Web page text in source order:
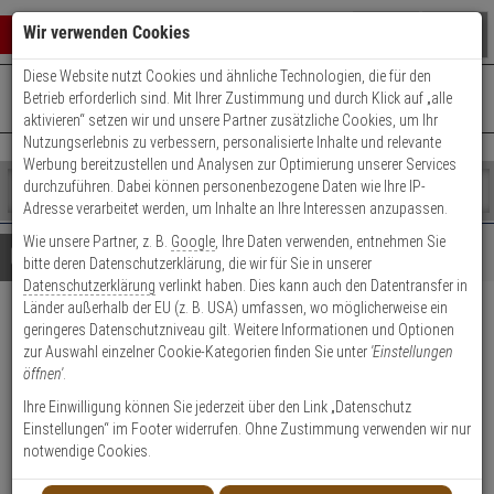
0 ARTIKEL IM WARENKORB
Ihr Warenkorb ist momentan leer.
Ergebnisse ()
Fertig
Shop
durchsuchen
Bitte
geben
Sie
mindestens
Zeichen
ein,
um
Suche
Es
wurde
noch
Kategorien
Suche
gestartet
+49 (0)821 899 493-0Mo. - Do.: 8:00 - 16:30 | Fr.: 8:00 - 14:00 Uhr
Kontaktservice nutzen
Details Beratung
10er Set Abus FAS 101 S
silber Fensterschloss
Produktmerkmale
Wir verwenden Cookies
Diese Website nutzt Cookies und ähnliche Technologien, die für den
Betrieb erforderlich sind. Mit Ihrer Zustimmung und durch Klick auf „alle
aktivieren“ setzen wir und unsere Partner zusätzliche Cookies, um Ihr
Nutzungserlebnis zu verbessern, personalisierte Inhalte und relevante
Werbung bereitzustellen und Analysen zur Optimierung unserer Services
durchzuführen. Dabei können personenbezogene Daten wie Ihre IP-
Adresse verarbeitet werden, um Inhalte an Ihre Interessen anzupassen.
Wie unsere Partner, z. B. Google , Ihre Daten verwenden, entnehmen Sie
bitte deren Datenschutzerklärung, die wir für Sie in unserer
Datenschutzerklärung verlinkt haben. Dies kann auch den Datentransfer in
Länder außerhalb der EU (z. B. USA) umfassen, wo möglicherweise ein
geringeres Datenschutzniveau gilt. Weitere Informationen und Optionen
zur Auswahl einzelner Cookie-Kategorien finden Sie unter 'Einstellungen
öffnen'.
Ihre Einwilligung können Sie jederzeit über den Link „Datenschutz
Einstellungen“ im Footer widerrufen. Ohne Zustimmung verwenden wir nur
notwendige Cookies.